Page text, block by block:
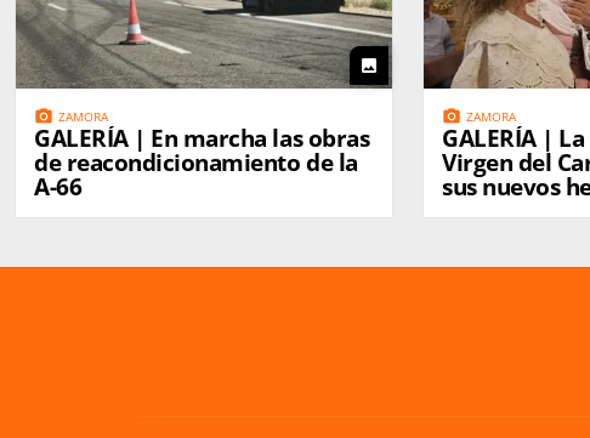
photo
photo_camera ZAMORA
GALERÍA | En marcha las obras
de reacondicionamiento de la
A-66
photo_camera ZAMORA
GALERÍA |
Virgen del
sus nuevos